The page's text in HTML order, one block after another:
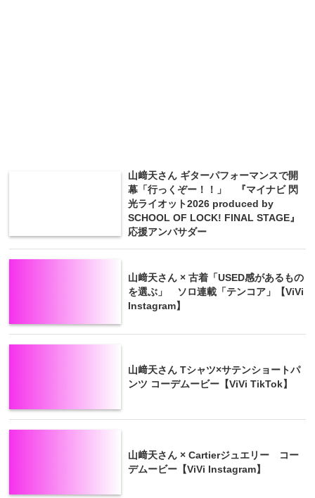
山﨑天さん ギターパフォーマンスで開
幕「行っくぞー！！」 『マイナビ 閃
光ライオット2026 produced by
SCHOOL OF LOCK! FINAL STAGE』
応援アンバサダー
山﨑天さん × 古着「USED感があるもの
を選ぶ」 ソロ連載「テンコア」【ViVi
Instagram】
山﨑天さん Tシャツ×サテンショートパ
ンツ コーデムービー【ViVi TikTok】
山﨑天さん × Cartierジュエリー コー
デムービー【ViVi Instagram】